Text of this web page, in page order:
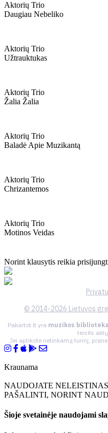
Aktorių Trio
Daugiau Nebeliko
Aktorių Trio
Užtrauktukas
Aktorių Trio
Žalia Žalia
Aktorių Trio
Baladė Apie Muzikantą
Aktorių Trio
Chrizantemos
Aktorių Trio
Motinos Veidas
Norint klausytis reikia
© 2014-2026 Lietuvos
Pakartot.lt yra muzikos biblioteka
teisės
Jei aptikote netinkamą turinį,
Kraunama
NAUDOJATE
PAŠALINTI, NORINT
Šioje svetainėje naudojami